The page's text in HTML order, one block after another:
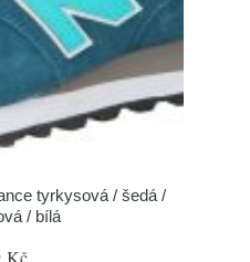
tyrkysová / šedá /
/ bílá
Kč